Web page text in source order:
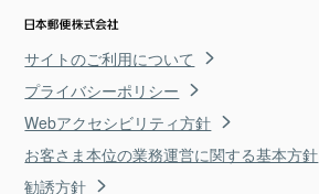
サイトのご利用について
プライバシーポリシー
Webアクセシビリティ方針
お客さま本位の業務運営に関する基本方針
勧誘方針